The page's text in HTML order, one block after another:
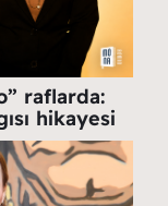
raflarda:
hikayesi